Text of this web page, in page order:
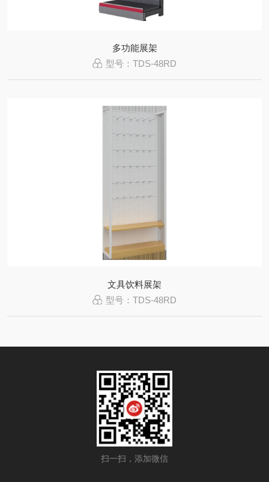
多功能展架
型号：TDS-48RD
文具饮料展架
型号：TDS-48RD
扫一扫，添加微信